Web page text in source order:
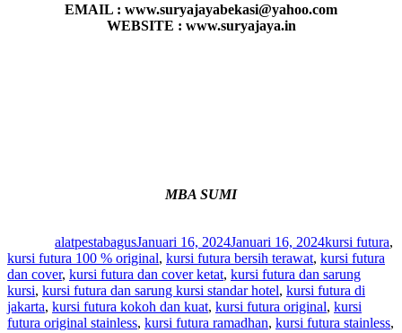
EMAIL : www.suryajayabekasi@yahoo.com
WEBSITE : www.suryajaya.in
MBA SUMI
alatpestabagusJanuari 16, 2024Januari 16, 2024kursi futura,
kursi futura 100 % original, kursi futura bersih terawat, kursi futura
dan cover, kursi futura dan cover ketat, kursi futura dan sarung
kursi, kursi futura dan sarung kursi standar hotel, kursi futura di
jakarta, kursi futura kokoh dan kuat, kursi futura original, kursi
futura original stainless, kursi futura ramadhan, kursi futura stainless,